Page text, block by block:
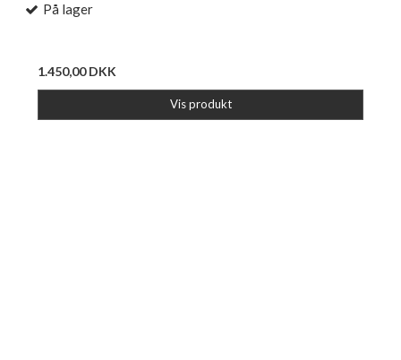
På lager
1.450,00 DKK
Vis produkt